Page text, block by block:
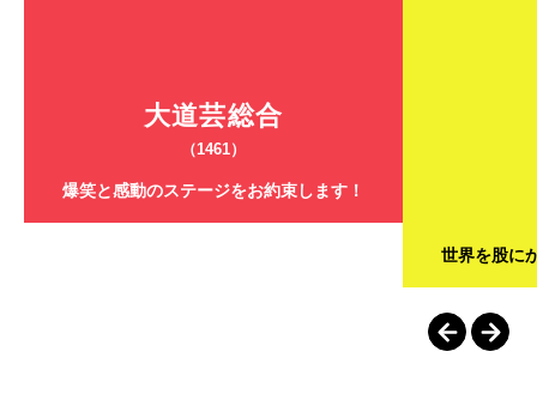
大道芸総合
（1461）
爆笑と感動のステージをお約束します！
世界を股に